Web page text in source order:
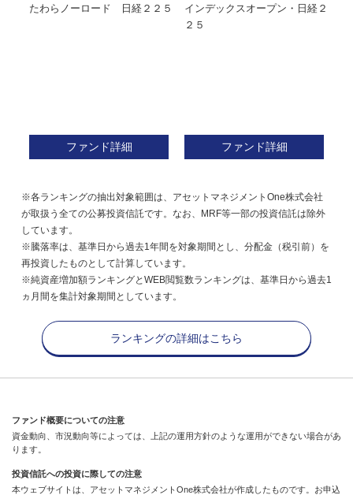
たわらノーロード 日経２２５
ファンド詳細
インデックスオープン・日経２
２５
ファンド詳細
※各ランキングの抽出対象範囲は、アセットマネジメントOne株式会社
が取扱う全ての公募投資信託です。なお、MRF等一部の投資信託は除外
しています。
※騰落率は、基準日から過去1年間を対象期間とし、分配金（税引前）を
再投資したものとして計算しています。
※純資産増加額ランキングとWEB閲覧数ランキングは、基準日から過去1
ヵ月間を集計対象期間としています。
ランキングの詳細はこちら
ファンド概要についての注意
資金動向、市況動向等によっては、上記の運用方針のような運用ができない場合があ
ります。
投資信託への投資に際しての注意
本ウェブサイトは、アセットマネジメントOne株式会社が作成したものです。お申込